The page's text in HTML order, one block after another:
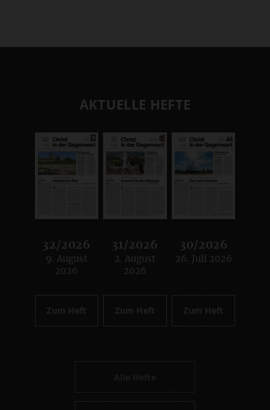
AKTUELLE HEFTE
32/2026
:
9. August
2026
Zum Heft
31/2026
:
2. August
2026
Zum Heft
30/2026
:
26. Juli 2026
Zum Heft